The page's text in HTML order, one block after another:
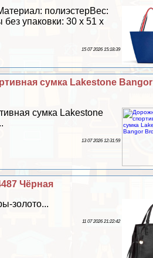
полиэстерВес:
упаковки: 30 х 51 х
15 07 2026 15:18:39
сумка Lakestone Bangor
сумка Lakestone
13 07 2026 12:31:59
Чёрная
золото...
11 07 2026 21:22:42